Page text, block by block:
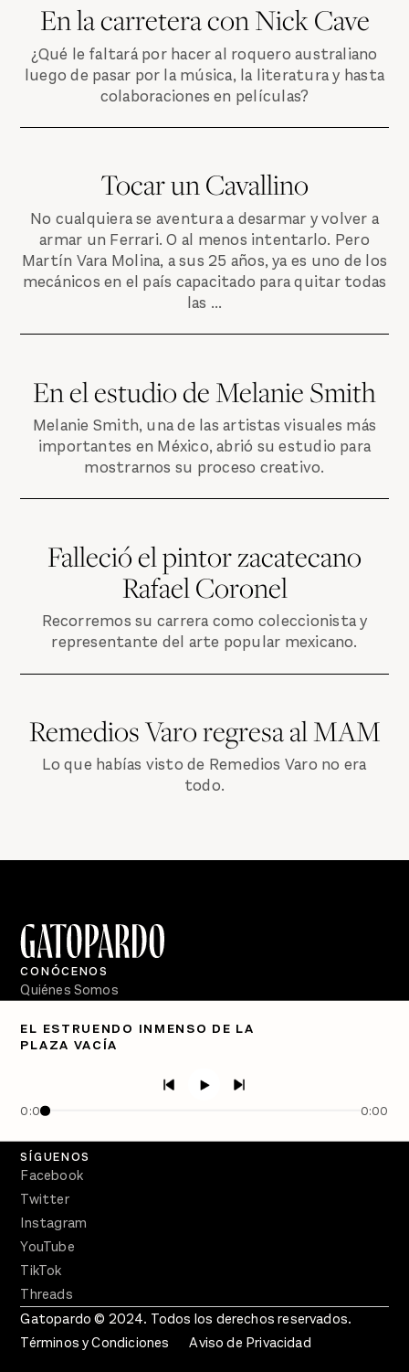
En la carretera con Nick Cave
¿Qué le faltará por hacer al roquero australiano
luego de pasar por la música, la literatura y hasta
colaboraciones en películas?
Tocar un Cavallino
No cualquiera se aventura a desarmar y volver a
armar un Ferrari. O al menos intentarlo. Pero
Martín Vara Molina, a sus 25 años, ya es uno de los
mecánicos en el país capacitado para quitar todas
las ...
En el estudio de Melanie Smith
Melanie Smith, una de las artistas visuales más
importantes en México, abrió su estudio para
mostrarnos su proceso creativo.
Falleció el pintor zacatecano
Rafael Coronel
Recorremos su carrera como coleccionista y
representante del arte popular mexicano.
Remedios Varo regresa al MAM
Lo que habías visto de Remedios Varo no era
todo.
EL ESTRUENDO INMENSO DE LA
PLAZA VACÍA
0:00 0:00
CONÓCENOS
Quiénes Somos
PÓDCASTS
Crecer en Distopía
SÍGUENOS
Facebook
Twitter
Instagram
YouTube
TikTok
Threads
Gatopardo © 2024. Todos los derechos reservados.
Términos y Condiciones
Aviso de Privacidad